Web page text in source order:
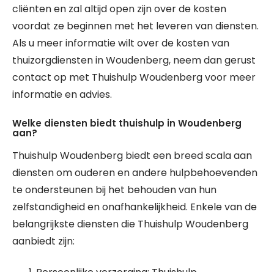
cliënten en zal altijd open zijn over de kosten
voordat ze beginnen met het leveren van diensten.
Als u meer informatie wilt over de kosten van
thuizorgdiensten in Woudenberg, neem dan gerust
contact op met Thuishulp Woudenberg voor meer
informatie en advies.
Welke diensten biedt thuishulp in Woudenberg
aan?
Thuishulp Woudenberg biedt een breed scala aan
diensten om ouderen en andere hulpbehoevenden
te ondersteunen bij het behouden van hun
zelfstandigheid en onafhankelijkheid. Enkele van de
belangrijkste diensten die Thuishulp Woudenberg
aanbiedt zijn: